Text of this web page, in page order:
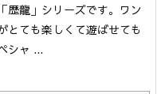
歴龍」シリーズです。ワン
とても楽しくて遊ばせても
シャ ...